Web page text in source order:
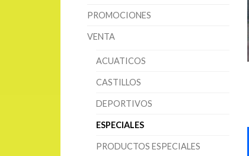
PROMOCIONES
VENTA
ACUATICOS
CASTILLOS
DEPORTIVOS
ESPECIALES
PRODUCTOS ESPECIALES